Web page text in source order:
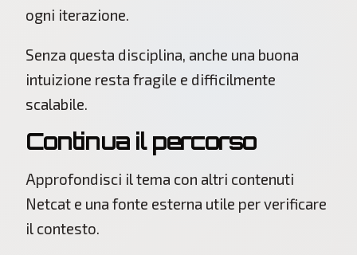
ogni iterazione.
Senza questa disciplina, anche una buona
intuizione resta fragile e difficilmente
scalabile.
Continua il percorso
Approfondisci il tema con altri contenuti
Netcat e una fonte esterna utile per verificare
il contesto.